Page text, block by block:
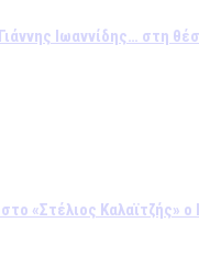
Ιωαννίδης… στη
«Στέλιος Καλαϊτζής»